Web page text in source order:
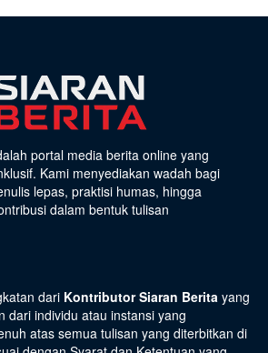
portal media berita online yang
Kami menyediakan wadah bagi
lepas, praktisi humas, hingga
dalam bentuk tulisan
dari Kontributor Siaran Berita yang
dari individu atau instansi yang
atas semua tulisan yang diterbitkan di